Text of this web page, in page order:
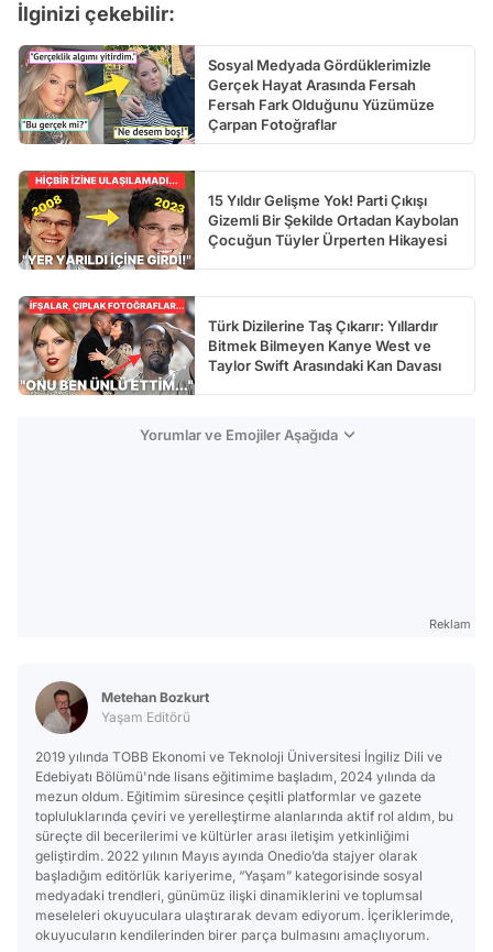
İlginizi çekebilir:
Sosyal Medyada Gördüklerimizle
Gerçek Hayat Arasında Fersah
Fersah Fark Olduğunu Yüzümüze
Çarpan Fotoğraflar
15 Yıldır Gelişme Yok! Parti Çıkışı
Gizemli Bir Şekilde Ortadan Kaybolan
Çocuğun Tüyler Ürperten Hikayesi
Türk Dizilerine Taş Çıkarır: Yıllardır
Bitmek Bilmeyen Kanye West ve
Taylor Swift Arasındaki Kan Davası
Yorumlar ve Emojiler Aşağıda
Reklam
Metehan Bozkurt
Yaşam Editörü
2019 yılında TOBB Ekonomi ve Teknoloji Üniversitesi İngiliz Dili ve
Edebiyatı Bölümü'nde lisans eğitimime başladım, 2024 yılında da
mezun oldum. Eğitimim süresince çeşitli platformlar ve gazete
topluluklarında çeviri ve yerelleştirme alanlarında aktif rol aldım, bu
süreçte dil becerilerimi ve kültürler arası iletişim yetkinliğimi
geliştirdim. 2022 yılının Mayıs ayında Onedio’da stajyer olarak
başladığım editörlük kariyerime, “Yaşam” kategorisinde sosyal
medyadaki trendleri, günümüz ilişki dinamiklerini ve toplumsal
meseleleri okuyuculara ulaştırarak devam ediyorum. İçeriklerimde,
okuyucuların kendilerinden birer parça bulmasını amaçlıyorum.